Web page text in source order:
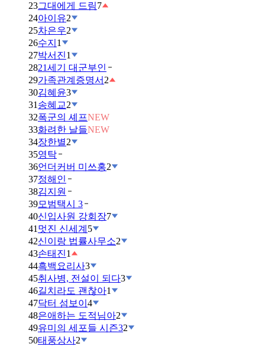
23그대에게 드림7
24아이유2
25차은우2
26수지 1
27박서진1
2821세기 대군부인
29가족관계증명서 2
30김혜윤3
31 송혜교2
32폭군의 셰프NEW
33화려한 날들NEW
34장한별2
35영탁
36언더커버 미쓰홍2
37정해인
38김지원
39모범택시 3
40신입사원 강회장7
41 멋진 신세계 5
42신이랑 법률사무소2
43손태진1
44흑백요리사3
45취사병, 전설이 되다3
46길치라도 괜찮아1
47닥터 섬보이 4
48은애하는 도적님아2
49유미의 세포들 시즌32
50태풍상사2